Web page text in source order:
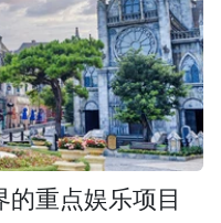
重点娱乐项目